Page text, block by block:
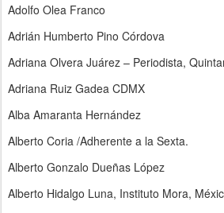
Adolfo Olea Franco
Adrián Humberto Pino Córdova
Adriana Olvera Juárez – Periodista,
Adriana Ruiz Gadea CDMX
Alba Amaranta Hernández
Alberto Coria /Adherente a la Sexta.
Alberto Gonzalo Dueñas López
Alberto Hidalgo Luna, Instituto Mora,